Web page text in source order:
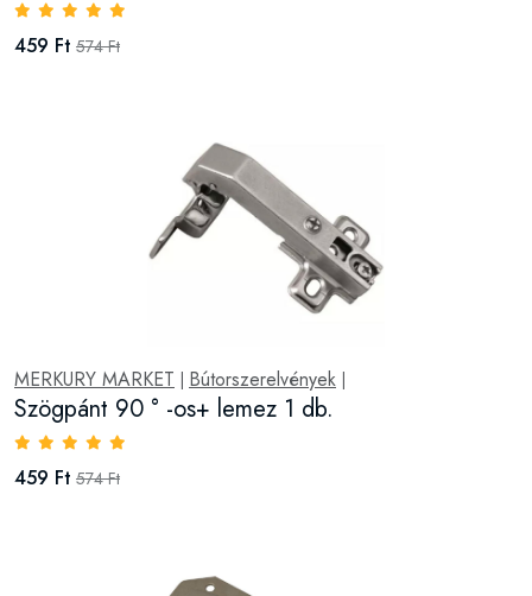
459 Ft 574 Ft
MERKURY MARKET Bútorszerelvények
Szögpánt 90 ° -os+ lemez 1 db.
459 Ft 574 Ft